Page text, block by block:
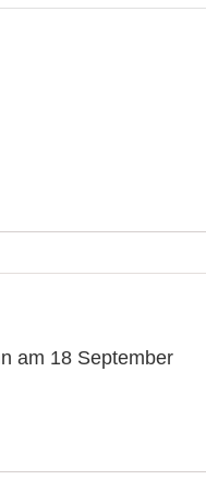
am 18 September